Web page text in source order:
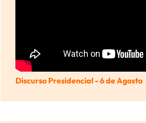
Discurso Presidencial - 6 de Agosto